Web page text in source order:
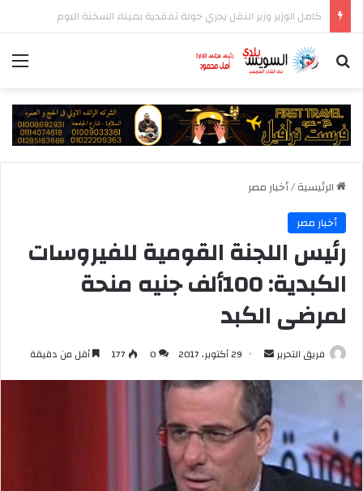
بحث عن
الرئيسية/أخبار مصر
أخبار مصر
رئيس اللجنة القومية للفيروسات
الكبدية: 100ألف جنيه منحة
لمرضى الكبد
فريق التحرير
أرسل
إلكترونيا
29 أكتوبر، 2017 0
177 أقل من دقيقة